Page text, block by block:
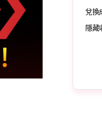
兌換
隱藏